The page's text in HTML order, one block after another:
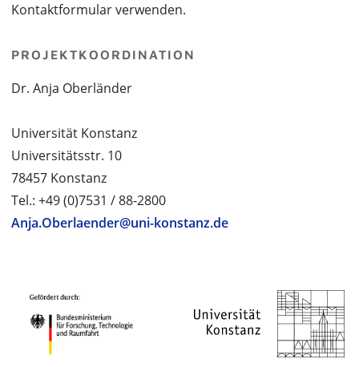
Kontaktformular verwenden.
PROJEKTKOORDINATION
Dr. Anja Oberländer
Universität Konstanz
Universitätsstr. 10
78457 Konstanz
Tel.: +49 (0)7531 / 88-2800
Anja.Oberlaender@uni-konstanz.de